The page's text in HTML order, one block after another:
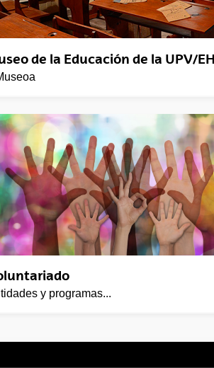
de la Educación de la UPV/
y programas...